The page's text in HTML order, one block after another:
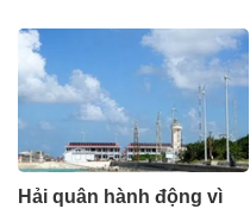
Hải quân hành động vì